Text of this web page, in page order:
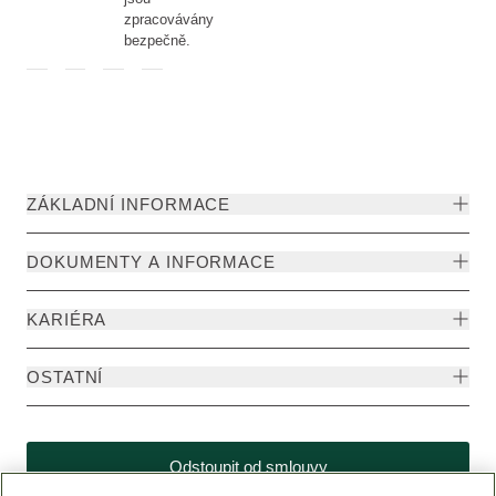
zpracovávány
bezpečně.
ZÁKLADNÍ INFORMACE
DOKUMENTY A INFORMACE
KARIÉRA
OSTATNÍ
Odstoupit od smlouvy